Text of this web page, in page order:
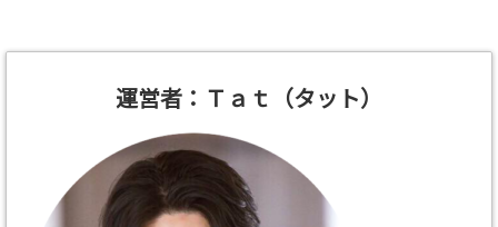
運営者：Ｔａｔ（タット）